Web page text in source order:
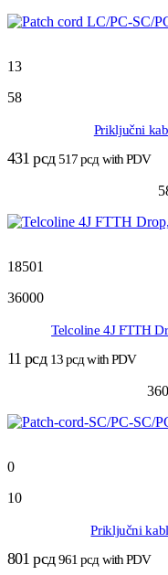
13
58
Priključni
431рсд 517рсдwith PDV
18501
36000
Telcoline 4J FTTH
11рсд 13рсдwith PDV
0
10
Priključni
801рсд 961рсдwith PDV